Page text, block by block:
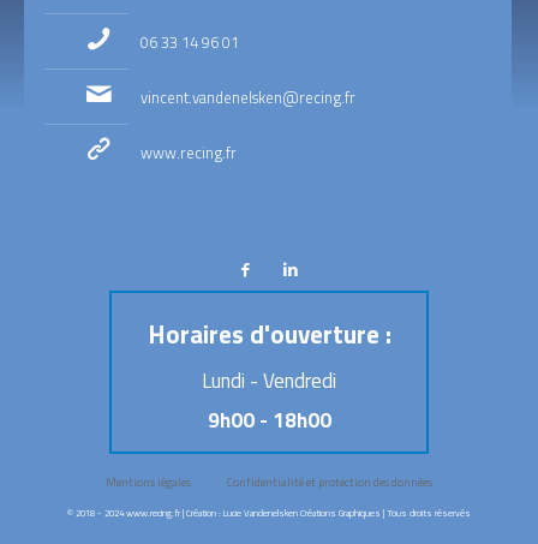
06 33 14 96 01
vincent.vandenelsken@recing.fr
www.recing.fr
Horaires d'ouverture :
Lundi - Vendredi
9h00 - 18h00
Mentions légales Confidentialité et protection des données
© 2018 - 2024www.recing.fr| Création :Lucie Vandenelsken Créations Graphiques | Tous droits réservés